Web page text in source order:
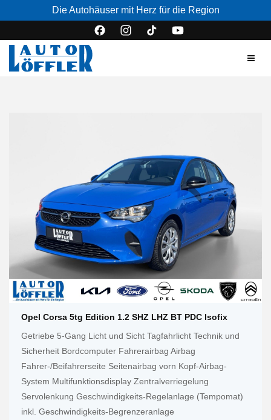
Die Autohäuser mit Herz für die Region
Opel Corsa 5tg Edition 1.2 SHZ LHZ BT PDC Isofix
Getriebe 5-Gang Licht und Sicht Tagfahrlicht Technik und
Sicherheit Bordcomputer Fahrerairbag Airbag
Fahrer-/Beifahrerseite Seitenairbag vorn Kopf-Airbag-
System Multifunktionsdisplay Zentralverriegelung
Servolenkung Geschwindigkeits-Regelanlage (Tempomat)
inkl. Geschwindigkeits-Begrenzeranlage